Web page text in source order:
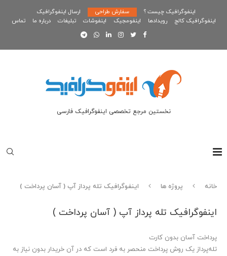
اینفوگرافیک چیست ؟ سفارش طراحی
ارسال اینفوگرافیک
اینفوگرافیک کالج
رویدادها اینفومجیک اینفوشات تبلیغات درباره ما تماس
نخستین مرجع تخصصی اینفوگرافیک فارسی
خانه پروژه ها اینفوگرافیک تله پرداز آپ ( آسان پرداخت )
اینفوگرافیک تله پرداز آپ ( آسان پرداخت )
پرداخت آسان بدون کارت
تله‌پرداز یک روش پرداخت منحصر به فرد است که در آن خریدار بدون نیاز به